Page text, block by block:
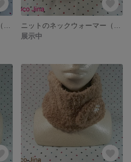
展示中